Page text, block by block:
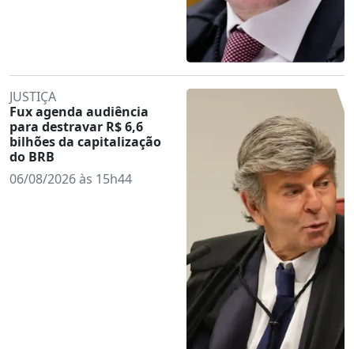
JUSTIÇA
Fux agenda audiência
para destravar R$ 6,6
bilhões da capitalização
do BRB
06/08/2026 às 15h44